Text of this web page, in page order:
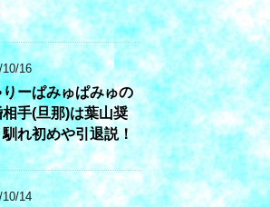
10/16
りーぱみゅぱみゅの
手(旦那)は葉山奨
れ初めや引退説！
10/14